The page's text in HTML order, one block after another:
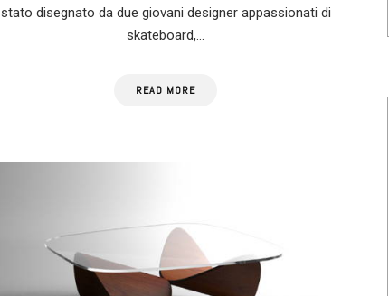
stato disegnato da due giovani designer appassionati di
skateboard,…
READ MORE